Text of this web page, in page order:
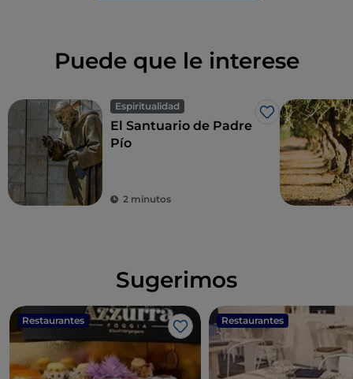
Puede que le interese
Espiritualidad
Me gusta
El Santuario de Padre
Pío
2 minutos
Sugerimos
Restaurantes
Me gusta
Restaurantes